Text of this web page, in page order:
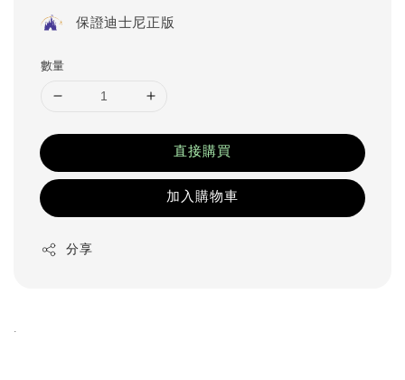
保證迪士尼正版
數量
直接購買
加入購物車
分享